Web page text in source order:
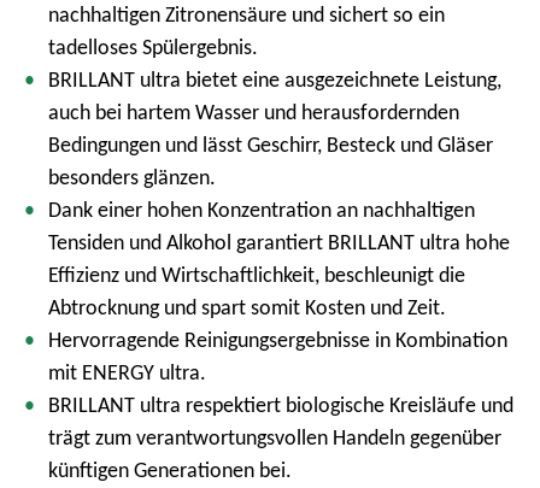
h
nachhaltigen Zitronensäure und sichert so ein
tadelloses Spülergebnis.
BRILLANT ultra bietet eine ausgezeichnete Leistung,
auch bei hartem Wasser und herausfordernden
Bedingungen und lässt Geschirr, Besteck und Gläser
besonders glänzen.
Dank einer hohen Konzentration an nachhaltigen
Tensiden und Alkohol garantiert BRILLANT ultra hohe
Effizienz und Wirtschaftlichkeit, beschleunigt die
Abtrocknung und spart somit Kosten und Zeit.
Hervorragende Reinigungsergebnisse in Kombination
mit ENERGY ultra.
BRILLANT ultra respektiert biologische Kreisläufe und
trägt zum verantwortungsvollen Handeln gegenüber
künftigen Generationen bei.